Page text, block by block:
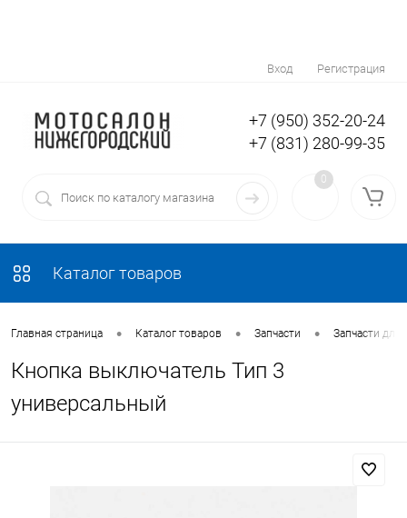
Вход Регистрация
+7 (950) 352-20-24
+7 (831) 280-99-35
0
Каталог товаров
Главная страница • Каталог товаров • Запчасти • Запчасти для
Кнопка выключатель Тип 3
универсальный